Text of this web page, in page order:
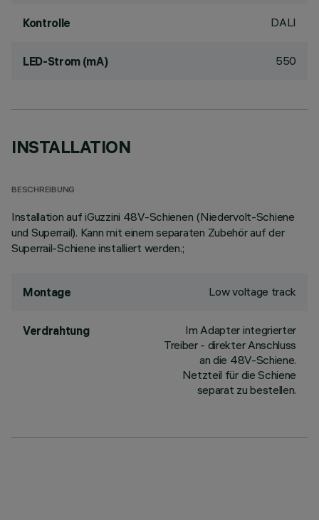
Kontrolle DALI
LED-Strom (mA) 550
INSTALLATION
BESCHREIBUNG
Installation auf iGuzzini 48V-Schienen (Niedervolt-Schiene
und Superrail). Kann mit einem separaten Zubehör auf der
Superrail-Schiene installiert werden.;
Montage Low voltage track
Verdrahtung
Im Adapter integrierter
Treiber - direkter Anschluss
an die 48V-Schiene.
Netzteil für die Schiene
separat zu bestellen.